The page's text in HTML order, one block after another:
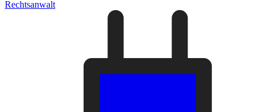
Rechtsanwalt